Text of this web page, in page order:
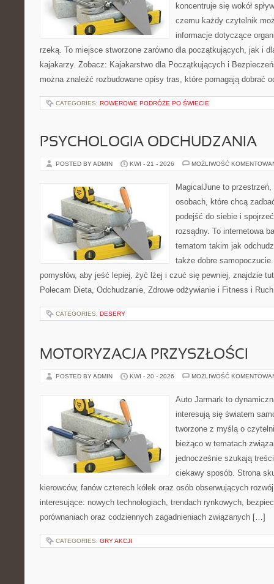
koncentruje się wokół
czemu każdy czytelnik
informacje dotyczące
rzeką. To miejsce stworzone zarówno dla początkujących, jak i
kajakarzy. Zobacz: Kajakarstwo dla Początkujących i
można znaleźć rozbudowane opisy tras, które pomagają dobrać
CATEGORIES: ROWEROWE PODRÓŻE PO ŚWIECIE
PSYCHOLOGIA ODCHUDZANIA
POSTED BY ADMIN KWI - 21 - 2026 MOŻLIWOŚĆ
MagicalJune to
osobach, które chcą
podejść do siebie i
rozsądny. To internetowa
tematom takim jak
także dobre
pomysłów, aby jeść lepiej, żyć lżej i czuć się pewniej, znajdzie
Polecam Dieta, Odchudzanie, Zdrowe odżywianie i Fitness i
CATEGORIES: DESERY
MOTORYZACJA PRZYSZŁOŚCI
POSTED BY ADMIN KWI - 20 - 2026 MOŻLIWOŚĆ
Auto Jarmark to
interesują się światem
tworzone z myślą o
bieżąco w tematach
jednocześnie szukają
ciekawy sposób. Strona
kierowców, fanów czterech kółek oraz osób obserwujących
interesujące: nowych technologiach, trendach rynkowych,
porównaniach oraz codziennych zagadnieniach związanych […]
CATEGORIES: GRY AKCJI